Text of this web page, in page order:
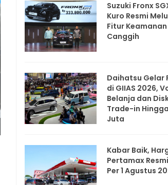
Suzuki Fronx
Kuro Resmi
Fitur
Canggih
Daihatsu Gelar
di GIIAS 2026,
Belanja dan
Trade-in Hingga
Juta
Kabar Baik,
Pertamax
Per 1 Agustus